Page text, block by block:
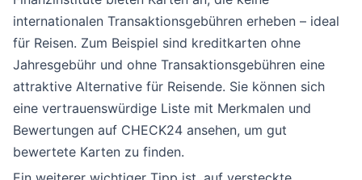
internationalen Transaktionsgebühren erheben – ideal
für Reisen. Zum Beispiel sind kreditkarten ohne
Jahresgebühr und ohne Transaktionsgebühren eine
attraktive Alternative für Reisende. Sie können sich
eine vertrauenswürdige Liste mit Merkmalen und
Bewertungen auf CHECK24 ansehen, um gut
bewertete Karten zu finden.